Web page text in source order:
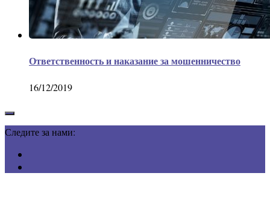
Ответственность и наказание за мошенничество
16/12/2019
Следите за нами: